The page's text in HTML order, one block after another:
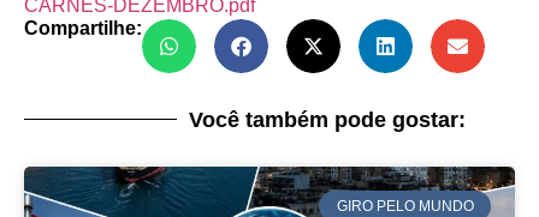
CARNES-DEZEMBRO.pdf
Compartilhe:
Você também pode gostar:
GIRO PELO MUNDO